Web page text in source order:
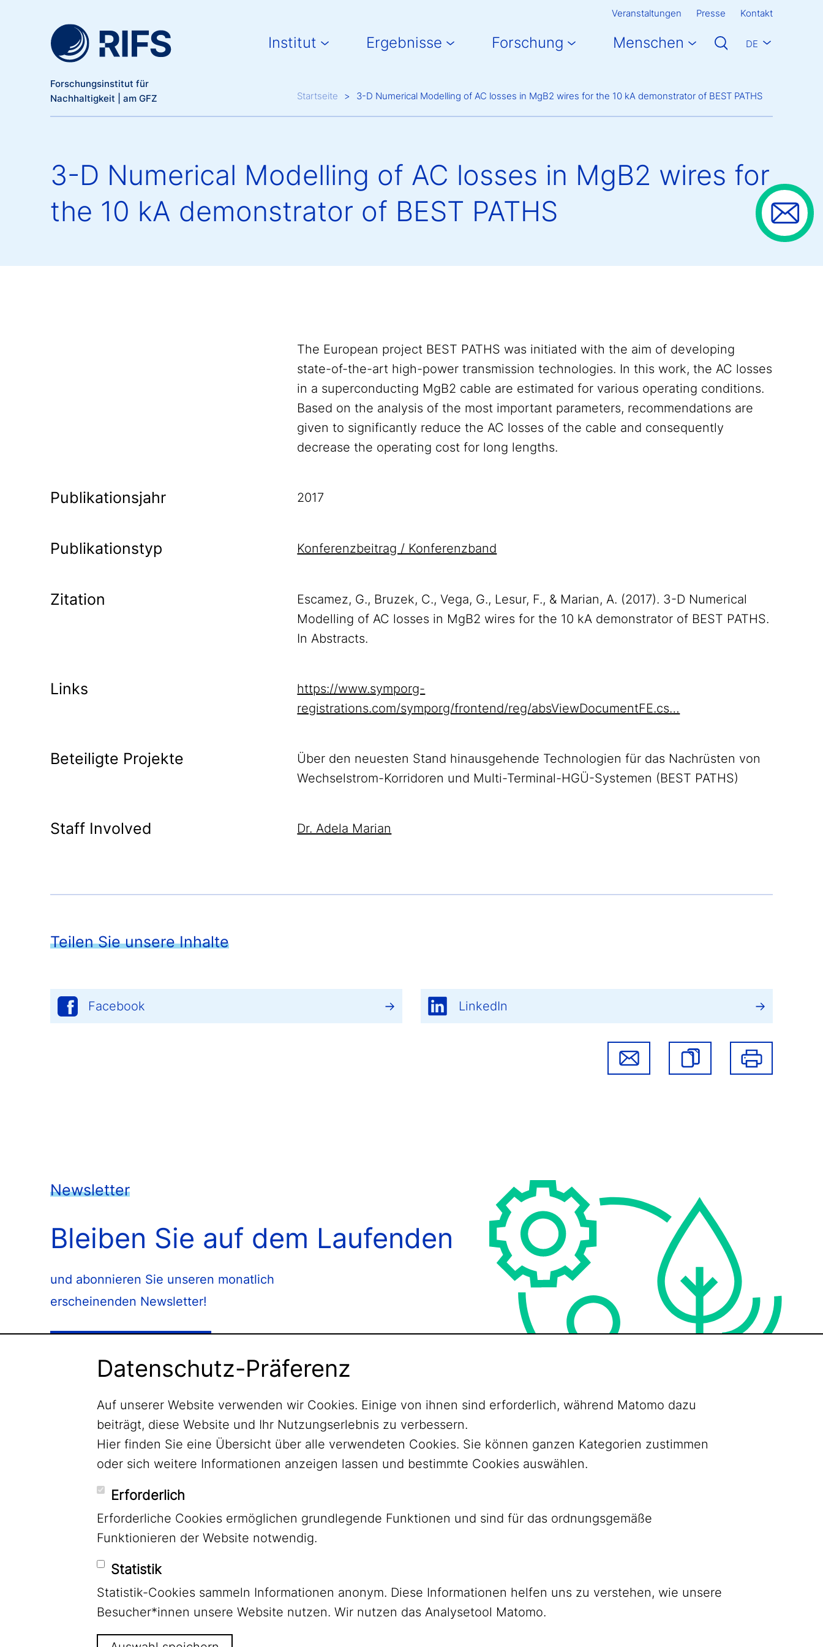
Veranstaltungen Presse Kontakt
Institut Ergebnisse Forschung Menschen DE
Forschungsinstitut für
Nachhaltigkeit | am GFZ
Breadcrumb
Startseite 3-D Numerical Modelling of AC losses in MgB2 wires for the 10 kA demonstrator of BEST PATHS
3-D Numerical Modelling of AC losses in MgB2 wires for
the 10 kA demonstrator of BEST PATHS
The European project BEST PATHS was initiated with the aim of developing
state-of-the-art high-power transmission technologies. In this work, the AC losses
in a superconducting MgB2 cable are estimated for various operating conditions.
Based on the analysis of the most important parameters, recommendations are
given to significantly reduce the AC losses of the cable and consequently
decrease the operating cost for long lengths.
Publikationsjahr 2017
Publikationstyp Konferenzbeitrag / Konferenzband
Zitation
Escamez, G., Bruzek, C., Vega, G., Lesur, F., & Marian, A. (2017). 3-D Numerical
Modelling of AC losses in MgB2 wires for the 10 kA demonstrator of BEST PATHS.
In Abstracts.
Links
https://www.symporg-
registrations.com/symporg/frontend/reg/absViewDocumentFE.cs…
Beteiligte Projekte
Über den neuesten Stand hinausgehende Technologien für das Nachrüsten von
Wechselstrom-Korridoren und Multi-Terminal-HGÜ-Systemen (BEST PATHS)
Staff Involved Dr. Adela Marian
Teilen Sie unsere Inhalte
Facebook LinkedIn
Newsletter
Bleiben Sie auf dem Laufenden
und abonnieren Sie unseren monatlich
erscheinenden Newsletter!
LinkedIn YouTube Mastodon Bluesky
Datenschutz-Präferenz
Auf unserer Website verwenden wir Cookies. Einige von ihnen sind erforderlich, während Matomo dazu
beiträgt, diese Website und Ihr Nutzungserlebnis zu verbessern.
Hier finden Sie eine Übersicht über alle verwendeten Cookies. Sie können ganzen Kategorien zustimmen
oder sich weitere Informationen anzeigen lassen und bestimmte Cookies auswählen.
Erforderlich
Erforderliche Cookies ermöglichen grundlegende Funktionen und sind für das ordnungsgemäße
Funktionieren der Website notwendig.
Statistik
Statistik-Cookies sammeln Informationen anonym. Diese Informationen helfen uns zu verstehen, wie unsere
Besucher*innen unsere Website nutzen. Wir nutzen das Analysetool Matomo.